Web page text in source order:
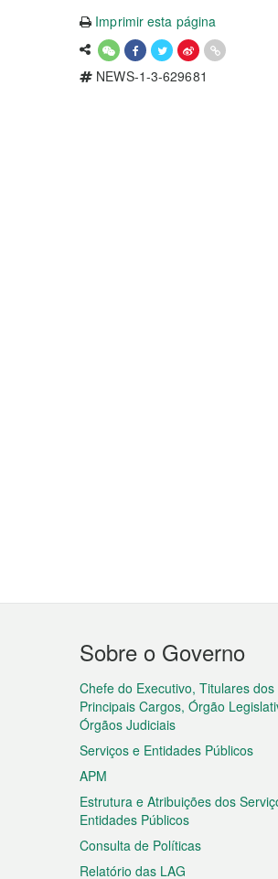
Imprimir esta página
NEWS-1-3-629681
Menu
do
rodapé
Sobre o Governo
Chefe do Executivo, Titulares dos
Principais Cargos, Órgão
Órgãos Judiciais
Serviços e Entidades Públicos
APM
Estrutura e Atribuições dos
Entidades Públicos
Consulta de Políticas
Relatório das LAG